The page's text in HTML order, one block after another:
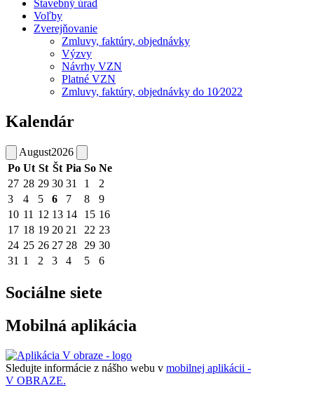
Stavebný úrad
Voľby
Zverejňovanie
Zmluvy, faktúry, objednávky
Výzvy
Návrhy VZN
Platné VZN
Zmluvy, faktúry, objednávky do 10⁄2022
Kalendár
August2026
Po Ut St Št Pia So Ne
27 28 29 30 31 1
2
3
4 5 6 7 8
9
10 11 12 13 14 15 16
17 18 19 20 21 22 23
24 25 26 27 28 29 30
31 1 2 3 4 5 6
Sociálne siete
Mobilná aplikácia
Sledujte informácie z nášho webu v mobilnej aplikácii -
V OBRAZE.